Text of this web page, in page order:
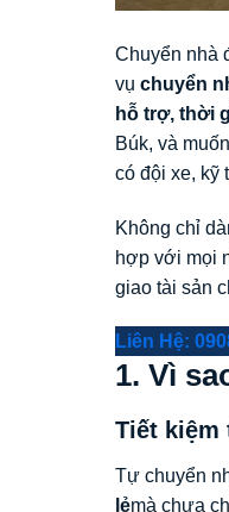
Chuyển nhà
vụ chuyển
hỗ trợ, thời
Búk, và
có đội xe, kỹ
Không chỉ
hợp với mọi
giao tài sản
Liên Hệ:
1. Vì
Tiết kiệm
Tự chuyển
lẻmà chưa